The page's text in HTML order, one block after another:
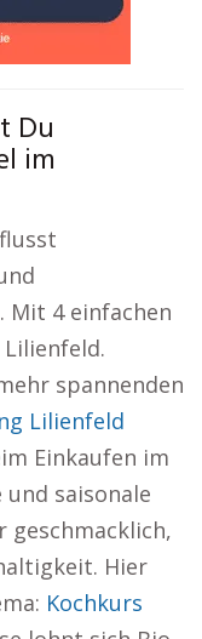
Du
im
Mit 4 einfachen
spannenden
Lilienfeld
Einkaufen im
saisonale
geschmacklich,
Hier
Kochkurs